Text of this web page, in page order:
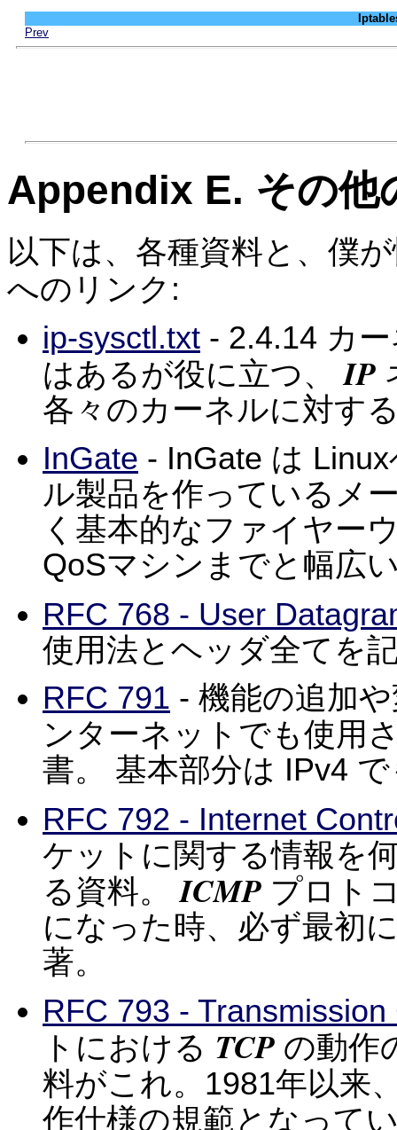
Prev
Appendix E. その他
以下は、各種資料と、僕
へのリンク:
ip-sysctl.txt - 2.4.14 カ
はあるが役に立つ、IP
各々のカーネルに対す
InGate - InGate は
ル製品を作っているメ
く基本的なファイヤー
QoSマシンまでと幅広
RFC 768 - User
使用法とヘッダ全てを
RFC 791 - 機能の追加
ンターネットでも使用
書。 基本部分は IPv4
RFC 792 - Internet
ケットに関する情報を
る資料。ICMP プロト
になった時、必ず最初
著。
RFC 793 -
トにおける TCP の動作
料がこれ。1981年以来
作仕様の規範となって